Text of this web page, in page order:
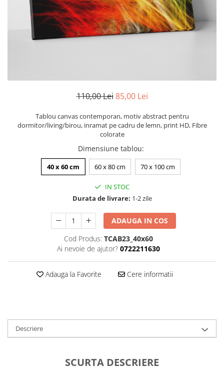
Zodia Fecioara
Zodia Gemeni
Zodia Leu
Zodia Pesti
Zodia Scorpion
Tricou personalizat cu imaginea
sau textul tau
Tricouri mamici
Tricouri tatici
Tricouri gameri
Tricouri music is life
Tricouri sporturi de iarna
Tricouri ski
Tricouri cadou 20 ani
Tricouri cadou 30 ani
Tricouri cadou 50 ani
Tablouri PVC
Tablouri PVC copii
110,00 Lei 85,00 Lei
Tablou canvas contemporan, motiv abstract pentru
dormitor/living/birou, inramat pe cadru de lemn, print HD, Fibre
colorate
Dimensiune tablou:
40 x 60 cm 60 x 80 cm 70 x 100 cm
IN STOC
Durata de livrare: 1-2 zile
ADAUGA IN COS
Cod Produs: TCAB23_40x60
Ai nevoie de ajutor? 0722211630
Adauga la Favorite Cere informatii
Descriere
SCURTA DESCRIERE